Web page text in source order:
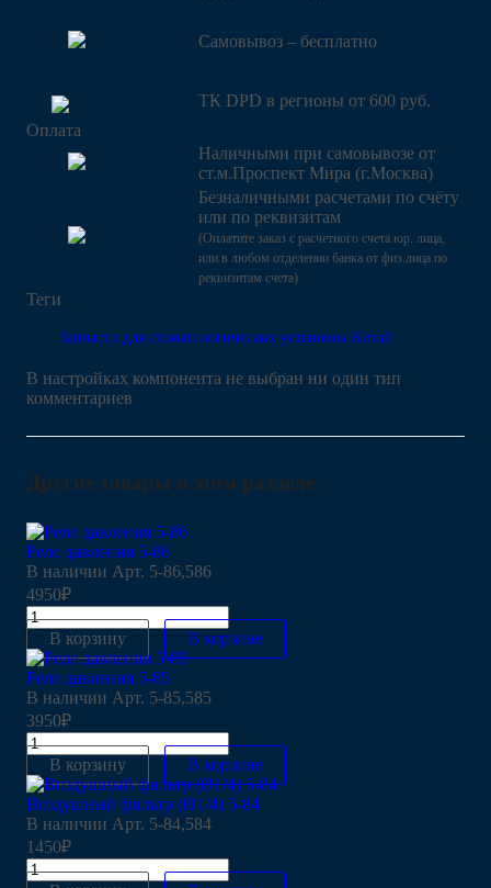
Самовывоз – бесплатно
ТК DPD в регионы от 600 руб.
Оплата
Наличными при самовывозе от
ст.м.Проспект Мира (г.Москва)
Безналичными расчетами по счёту
или по реквизитам
(Оплатите заказ с расчетного счета юр. лица,
или в любом отделении банка от физ.лица по
реквизитам счета)
Теги
Запчасти для стоматологических установок Китай
В настройках компонента не выбран ни один тип
комментариев
Другие товары в этом разделе
Реле давления 5-86
В наличии Арт. 5-86,586
4950₽
В корзину В корзине
Реле давления 5-85
В наличии Арт. 5-85,585
3950₽
В корзину В корзине
Воздушный фильтр (Ø1/4) 5-84
В наличии Арт. 5-84,584
1450₽